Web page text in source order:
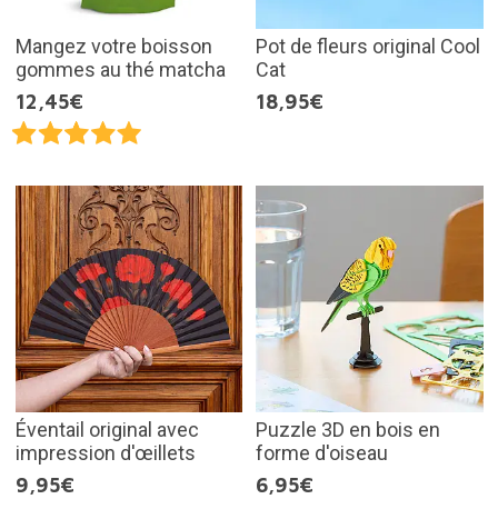
Mangez votre boisson
gommes au thé matcha
12,45€
Pot de fleurs original Cool
Cat
18,95€
Éventail original avec
impression d'œillets
9,95€
Puzzle 3D en bois en
forme d'oiseau
6,95€